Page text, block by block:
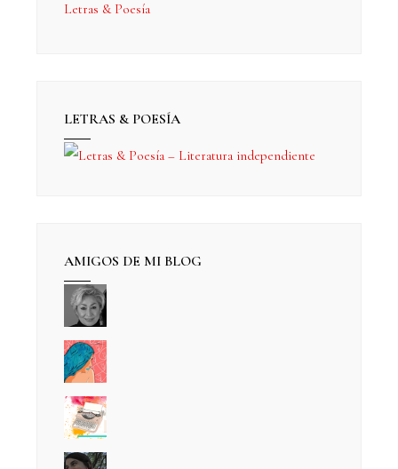
Letras & Poesía
LETRAS & POESÍA
AMIGOS DE MI BLOG